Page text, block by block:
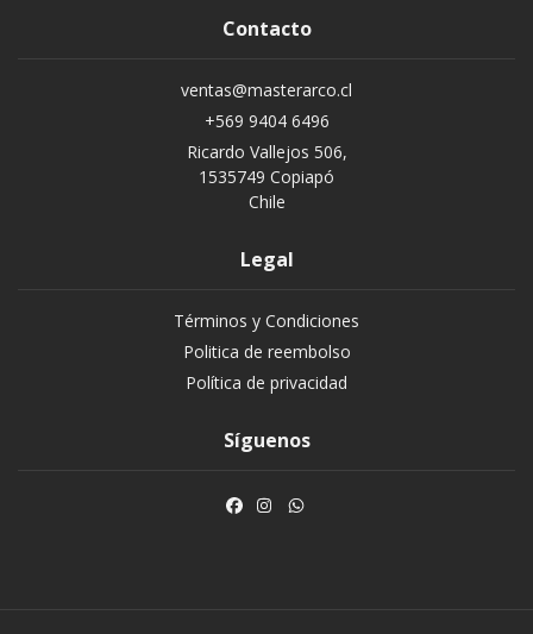
Contacto
ventas@masterarco.cl
+569 9404 6496
Ricardo Vallejos 506,
1535749 Copiapó
Chile
Legal
Términos y Condiciones
Politica de reembolso
Política de privacidad
Síguenos